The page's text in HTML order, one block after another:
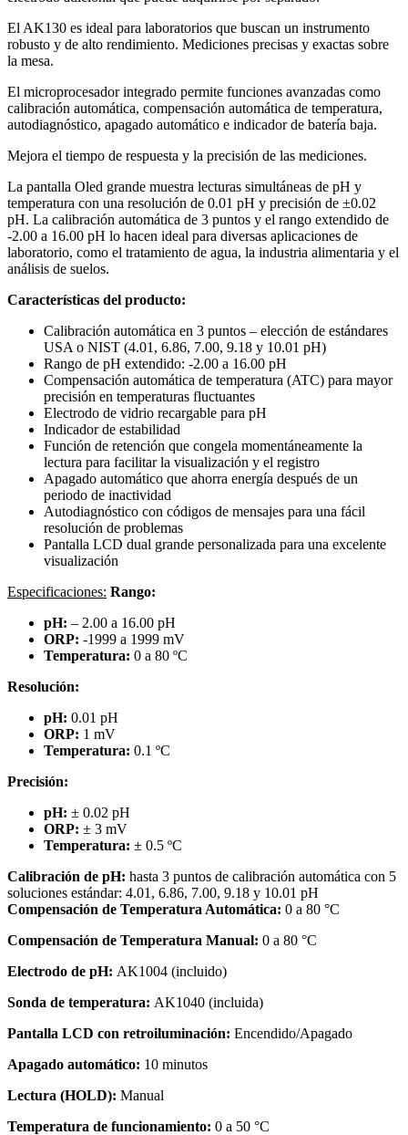
El AK130 es ideal para laboratorios que buscan un instrumento
robusto y de alto rendimiento. Mediciones precisas y exactas sobre
la mesa.
El microprocesador integrado permite funciones avanzadas como
calibración automática, compensación automática de temperatura,
autodiagnóstico, apagado automático e indicador de batería baja.
Mejora el tiempo de respuesta y la precisión de las mediciones.
La pantalla Oled grande muestra lecturas simultáneas de pH y
temperatura con una resolución de 0.01 pH y precisión de ±0.02
pH. La calibración automática de 3 puntos y el rango extendido de
-2.00 a 16.00 pH lo hacen ideal para diversas aplicaciones de
laboratorio, como el tratamiento de agua, la industria alimentaria y el
análisis de suelos.
Características del producto:
Calibración automática en 3 puntos – elección de estándares
USA o NIST (4.01, 6.86, 7.00, 9.18 y 10.01 pH)
Rango de pH extendido: -2.00 a 16.00 pH
Compensación automática de temperatura (ATC) para mayor
precisión en temperaturas fluctuantes
Electrodo de vidrio recargable para pH
Indicador de estabilidad
Función de retención que congela momentáneamente la
lectura para facilitar la visualización y el registro
Apagado automático que ahorra energía después de un
periodo de inactividad
Autodiagnóstico con códigos de mensajes para una fácil
resolución de problemas
Pantalla LCD dual grande personalizada para una excelente
visualización
Especificaciones: Rango:
pH: – 2.00 a 16.00 pH
ORP: -1999 a 1999 mV
Temperatura: 0 a 80 ºC
Resolución:
pH: 0.01 pH
ORP: 1 mV
Temperatura: 0.1 ºC
Precisión:
pH: ± 0.02 pH
ORP: ± 3 mV
Temperatura: ± 0.5 ºC
Calibración de pH: hasta 3 puntos de calibración automática con 5
soluciones estándar: 4.01, 6.86, 7.00, 9.18 y 10.01 pH
Compensación de Temperatura Automática: 0 a 80 °C
Compensación de Temperatura Manual: 0 a 80 °C
Electrodo de pH: AK1004 (incluido)
Sonda de temperatura: AK1040 (incluida)
Pantalla LCD con retroiluminación: Encendido/Apagado
Apagado automático: 10 minutos
Lectura (HOLD): Manual
Temperatura de funcionamiento: 0 a 50 °C